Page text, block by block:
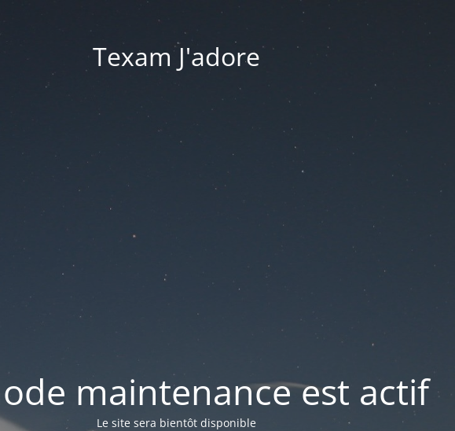
Texam J'adore
maintenance est actif
Le site sera bientôt disponible